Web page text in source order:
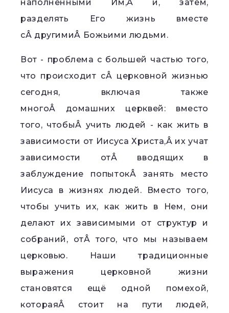
наполненными Им,Â и, затем,
разделять Его жизнь вместе
сÂ другимиÂ Божьими людьми.
Вот - проблема с большей частью того,
что происходит сÂ церковной жизнью
сегодня, включая также
многоÂ домашних церквей: вместо
того, чтобыÂ учить людей - как жить в
зависимости от Иисуса Христа,Â их учат
зависимости отÂ вводящих в
заблуждение попытокÂ занять место
Иисуса в жизнях людей. Вместо того,
чтобы учить их, как жить в Нем, они
делают их зависимыми от структур и
собраний, отÂ того, что мы называем
церковью. Наши традиционные
выражения церковной жизни
становятся ещё одной помехой,
котораяÂ стоит на пути людей,